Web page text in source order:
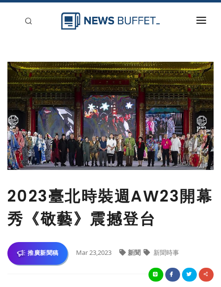
新聞稿分類
登入
刊登
2023臺北時裝週AW23開幕
秀《敬藝》震撼登台
推廣新聞稿 Mar 23,2023 新聞 新聞時事